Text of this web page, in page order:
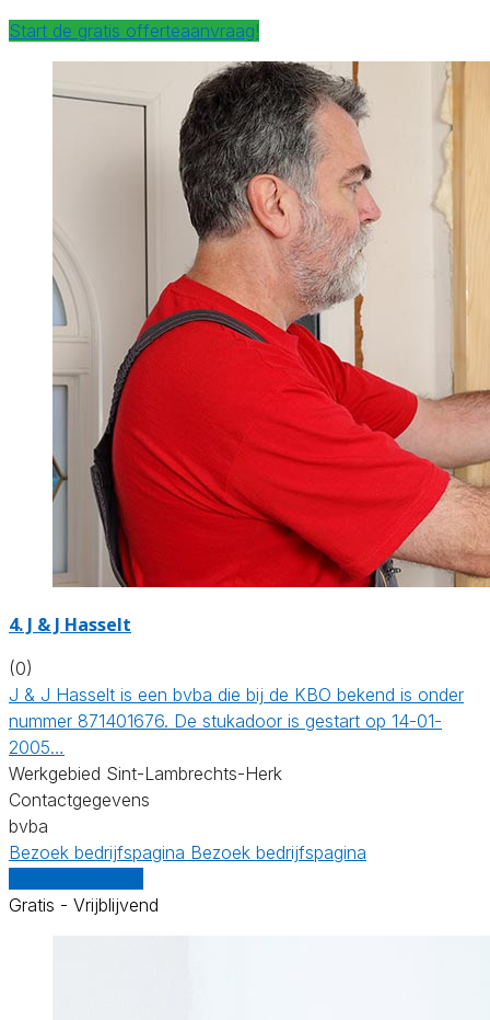
Start de gratis offerteaanvraag!
4. J & J Hasselt
(0)
J & J Hasselt is een bvba die bij de KBO bekend is onder
nummer 871401676. De stukadoor is gestart op 14-01-
2005…
Werkgebied Sint-Lambrechts-Herk
Contactgegevens
bvba
Bezoek bedrijfspagina Bezoek bedrijfspagina
Gratis - Vrijblijvend